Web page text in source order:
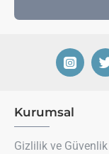
Kurumsal
Gizlilik ve Güvenlik